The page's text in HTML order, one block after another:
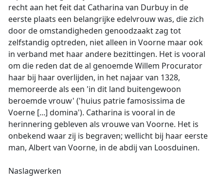
recht aan het feit dat Catharina van Durbuy in de
eerste plaats een belangrijke edelvrouw was, die zich
door de omstandigheden genoodzaakt zag tot
zelfstandig optreden, niet alleen in Voorne maar ook
in verband met haar andere bezittingen. Het is vooral
om die reden dat de al genoemde Willem Procurator
haar bij haar overlijden, in het najaar van 1328,
memoreerde als een 'in dit land buitengewoon
beroemde vrouw' ('huius patrie famosissima de
Voerne [...] domina'). Catharina is vooral in de
herinnering gebleven als vrouwe van Voorne. Het is
onbekend waar zij is begraven; wellicht bij haar eerste
man, Albert van Voorne, in de abdij van Loosduinen.
Naslagwerken